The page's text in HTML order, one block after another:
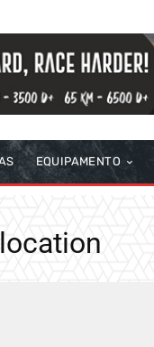
EQUIPAMENTO